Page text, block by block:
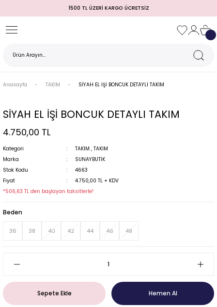
1500 TL ÜZERİ KARGO ÜCRETSİZ
Geri Dön
Geri Dön
Geri Dön
Geri Dön
Geri Dön
Geri Dön
Geri Dön
Anasayfa TAKIM SİYAH EL İŞİ BONCUK DETAYLI TAKIM
SİYAH EL İŞİ BONCUK DETAYLI TAKIM
4.750,00 TL
Kategori TAKIM , TAKIM
Marka
SUNAYBUTİK
Stok Kodu
4663
Fiyat
4.750,00 TL + KDV
*506,63 TL den başlayan taksitlerle!
Beden
36 38 40 42 44 46 48
Sepete Ekle Hemen Al